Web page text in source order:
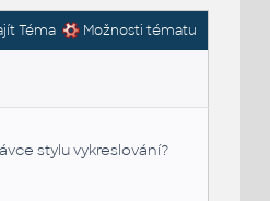
Téma Možnosti tématu
stylu vykreslování?